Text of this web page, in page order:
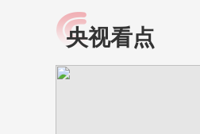
小央视频
央视网原创视频子品牌，
央视看点